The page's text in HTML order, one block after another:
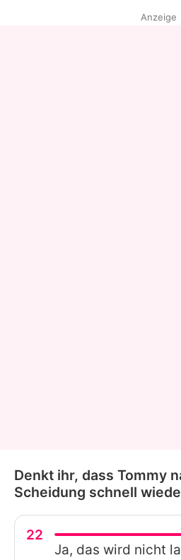
Anzeige
Denkt ihr, dass Tommy
Scheidung schnell
22
Ja, das wird nicht